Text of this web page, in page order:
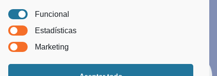
Funcional
Estadísticas
Marketing
Blog
Aviso Legal
Política de Cookies